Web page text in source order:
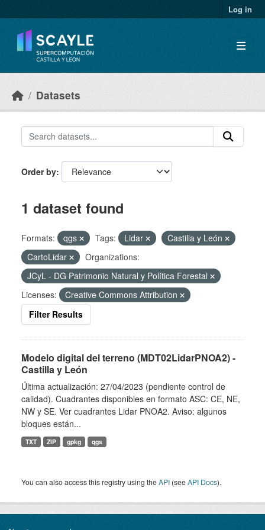
Log in
Datasets
Order by
1 dataset found
Formats: qgs Tags: Lidar
Castilla y León
CartoLidar
Organizations:
JCyL - DG Patrimonio Natural y Política Forestal
Licenses:
Creative Commons Attribution
Filter Results
Modelo digital del terreno (MDT02LidarPNOA2) -
Castilla y León
Última actualización: 27/04/2023 (pendiente control de
calidad). Cuadrantes disponibles en formato ASC: CE, NE,
NW y SE. Ver cuadrantes Lidar PNOA2. Aviso: algunos
bloques están...
TXT ZIP gpkg qgs
You can also access this registry using theAPI (seeAPI Docs).